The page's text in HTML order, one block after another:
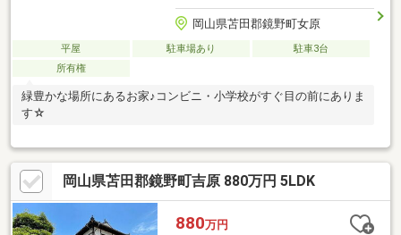
岡山県苫田郡鏡野町女原
平屋 駐車場あり
駐車3台
所有権
緑豊かな場所にあるお家♪コンビニ・小学校がすぐ目の前にありま
す☆
岡山県苫田郡鏡野町吉原 880万円 5LDK
880万円